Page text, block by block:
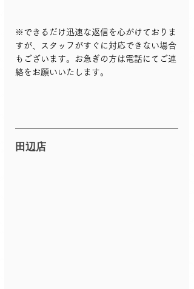
※できるだけ迅速な返信を心がけておりま
すが、スタッフがすぐに対応できない場合
もございます。お急ぎの方は電話にてご連
絡をお願いいたします。
田辺店